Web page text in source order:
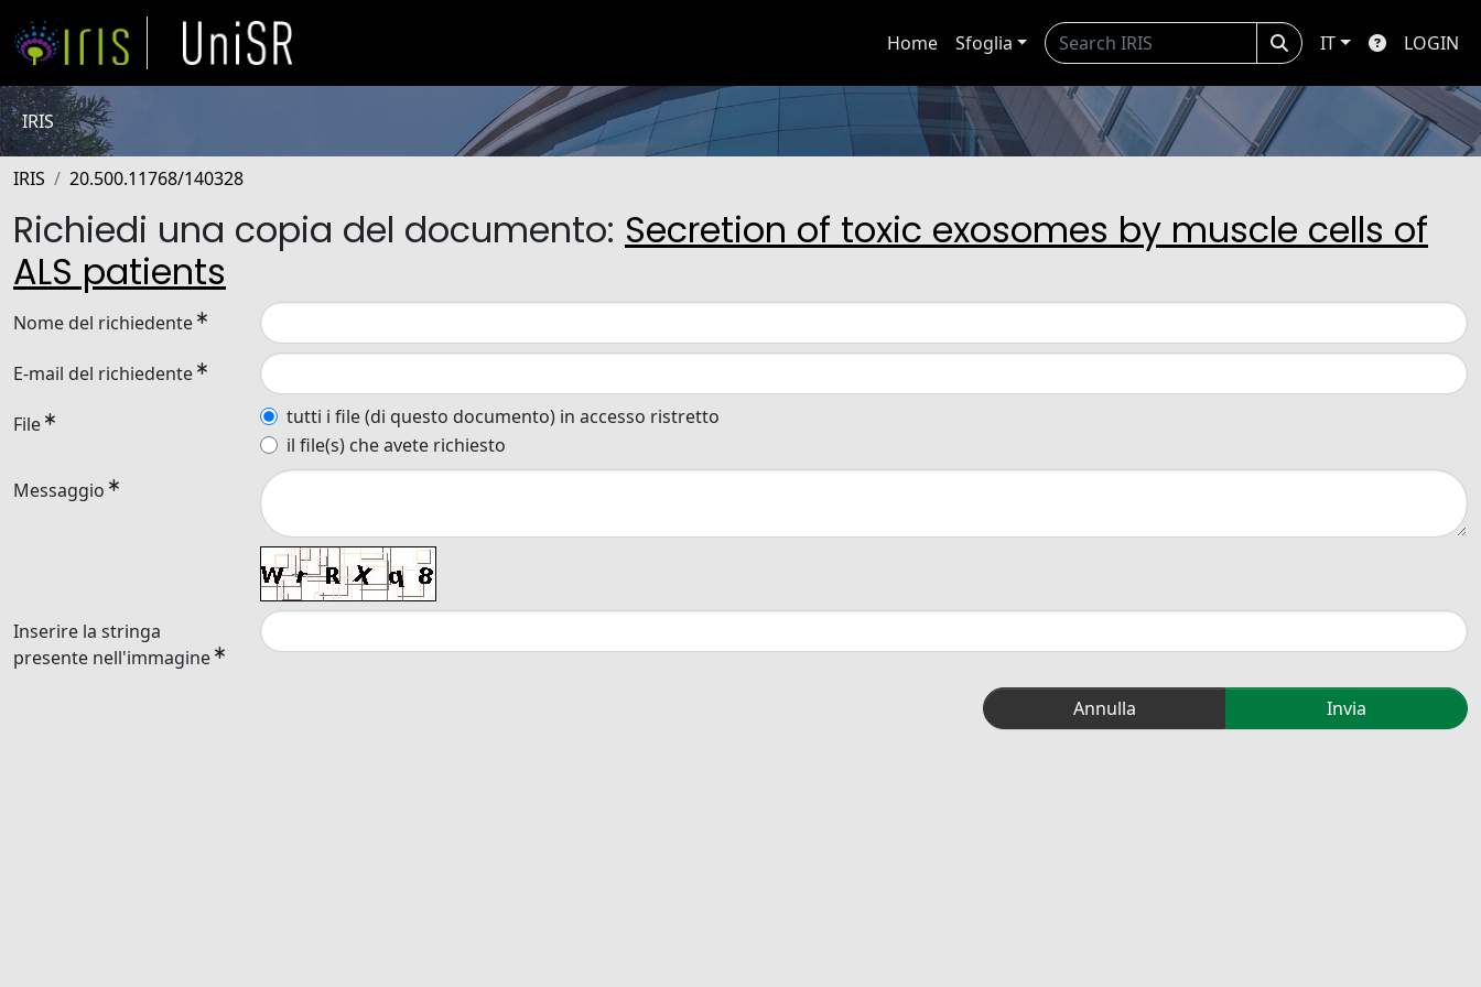
Home Sfoglia IT LOGIN
IRIS
IRIS 20.500.11768/140328
Richiedi una copia del documento: Secretion of toxic exosomes by muscle cells of
ALS patients
Nome del richiedente
E-mail del richiedente
File
tutti i file (di questo documento) in accesso ristretto
il file(s) che avete richiesto
Messaggio
Inserire la stringa
presente nell'immagine
Annulla Invia